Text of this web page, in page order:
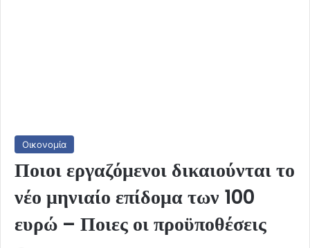
Οικονομία
Ποιοι εργαζόμενοι δικαιούνται το
νέο μηνιαίο επίδομα των 100
ευρώ – Ποιες οι προϋποθέσεις